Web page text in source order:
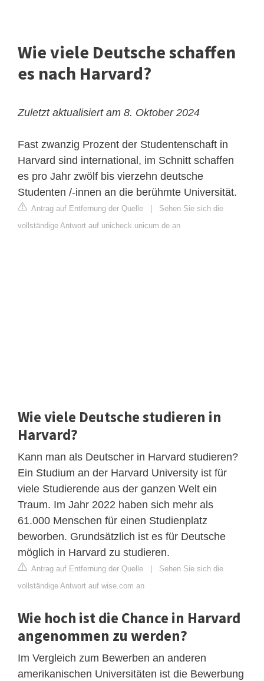
Wie viele Deutsche schaffen
es nach Harvard?
Zuletzt aktualisiert am 8. Oktober 2024
Fast zwanzig Prozent der Studentenschaft in
Harvard sind international, im Schnitt schaffen
es pro Jahr zwölf bis vierzehn deutsche
Studenten /-innen an die berühmte Universität.
Antrag auf Entfernung der Quelle
Sehen Sie sich die
vollständige Antwort auf unicheck.unicum.de an
Wie viele Deutsche studieren in
Harvard?
Kann man als Deutscher in Harvard studieren?
Ein Studium an der Harvard University ist für
viele Studierende aus der ganzen Welt ein
Traum. Im Jahr 2022 haben sich mehr als
61.000 Menschen für einen Studienplatz
beworben. Grundsätzlich ist es für Deutsche
möglich in Harvard zu studieren.
Antrag auf Entfernung der Quelle
Sehen Sie sich die
vollständige Antwort auf wise.com an
Wie hoch ist die Chance in Harvard
angenommen zu werden?
Im Vergleich zum Bewerben an anderen
amerikanischen Universitäten ist die Bewerbung